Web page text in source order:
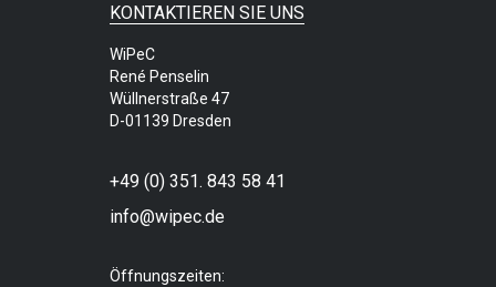
KONTAKTIEREN SIE UNS
WiPeC
René Penselin
Wüllnerstraße 47
D-01139 Dresden
+49 (0) 351. 843 58 41
info@wipec.de
Öffnungszeiten: